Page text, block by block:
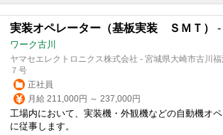
実装オペレーター（基板実装 ＳＭＴ） -
ワーク古川
ヤマセエレクトロニクス株式会社 - 宮城県大崎市古川福
７号
正社員
月給 211,000円 ～ 237,000円
工場内において、実装機・外観機などの自動機オ
に従事します。